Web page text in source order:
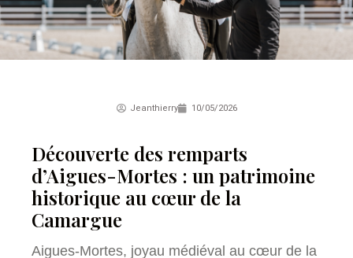
Jeanthierry 10/05/2026
Découverte des remparts
d’Aigues-Mortes : un patrimoine
historique au cœur de la
Camargue
Aigues-Mortes, joyau médiéval au cœur de la